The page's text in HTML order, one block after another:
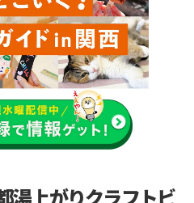
湯上がりクラフトビ